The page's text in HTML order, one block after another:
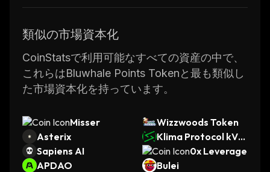
類似の市場資本化
CoinStatsで利用可能なすべての資産の中で、
これらはBluwhale Points Tokenと最も類似し
た市場資本化を持っています。
Misser
Wizzwoods Token
Asterix
Klima Protocol kVC
M
Sapiens AI
0x Leverage
APDAO
Bulei